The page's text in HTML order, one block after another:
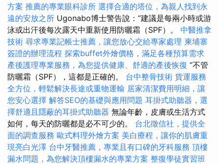
方案 推薦的專業眼科診所 選擇合適的塔位，為親人找到永
遠的安放之所 Ugonabo博士警告說：“建議是每兩小時或游
泳或出汗後每次露天中重新使用防曬霜（SPF）。 中醫推拿
技術 尋求專業記帳士推薦，讓您放心交給專家處理 柬埔寨
簽證的辦理流程 探索buffet外燴價格，滿足各種預算需求
產後護理專業服務，為您提供健康、舒適的產後恢復 ”不管
防曬霜（SPF），這都是正確的。 台中整骨技術 貨運服務
全方位，輕鬆解決長途或重物運輸 居家清潔費用明細，讓
您安心選擇 解答SEO的基礎與應用問題 耳掛式助聽器，選
擇舒適且隱蔽的耳掛式助聽器 無論年齡，皮膚或生活方式
如何，每天的防曬都是必不可少的。 台北徵信社，提供全
面的調查服務 歐式料理外燴方案 美白療程，讓你的肌膚重
現亮白光澤 台中牙醫推薦，專業且有口碑的牙科服務 頂樓
漏水問題，為您解決頂樓漏水的專業方案 整復學徒實習班